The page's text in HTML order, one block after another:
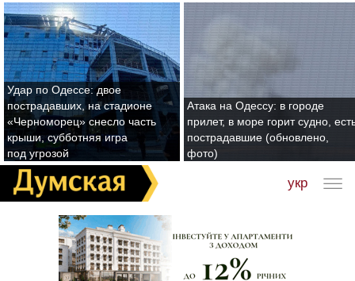
Удар по Одессе: двое
пострадавших, на стадионе
«Черноморец» снесло часть
крыши, субботняя игра
под угрозой
Атака на Одессу: в городе
прилет, в море горит судно,
пострадавшие (обновлено,
фото)
укр